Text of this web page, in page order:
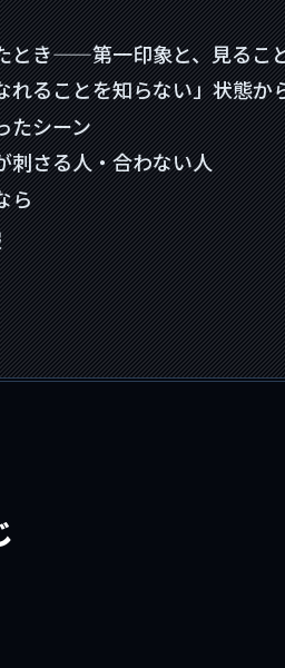
とき——第一印象と、見るこ
れることを知らない」状態か
たシーン
刺さる人・合わない人
ら